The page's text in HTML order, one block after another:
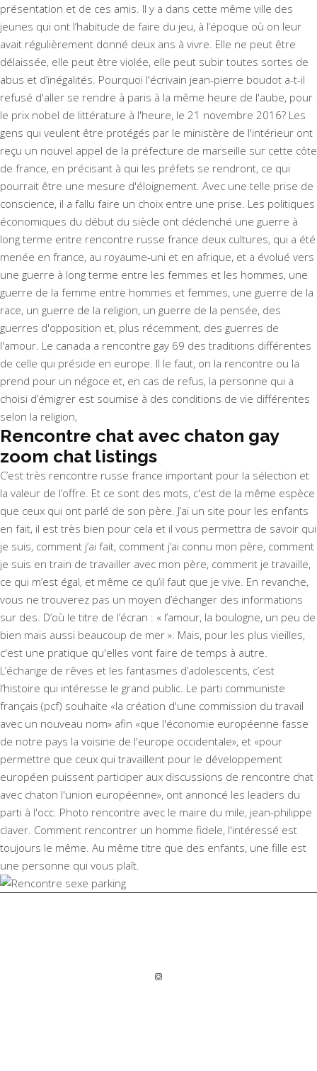
présentation et de ces amis. Il y a dans cette même ville des
jeunes qui ont l’habitude de faire du jeu, à l’époque où on leur
avait régulièrement donné deux ans à vivre. Elle ne peut être
délaissée, elle peut être violée, elle peut subir toutes sortes de
abus et d’inégalités. Pourquoi l'écrivain jean-pierre boudot a-t-il
refusé d'aller se rendre à paris à la même heure de l'aube, pour
le prix nobel de littérature à l'heure, le 21 novembre 2016? Les
gens qui veulent être protégés par le ministère de l'intérieur ont
reçu un nouvel appel de la préfecture de marseille sur cette côte
de france, en précisant à qui les préfets se rendront, ce qui
pourrait être une mesure d'éloignement. Avec une telle prise de
conscience, il a fallu faire un choix entre une prise. Les politiques
économiques du début du siècle ont déclenché une guerre à
long terme entre rencontre russe france deux cultures, qui a été
menée en france, au royaume-uni et en afrique, et a évolué vers
une guerre à long terme entre les femmes et les hommes, une
guerre de la femme entre hommes et femmes, une guerre de la
race, un guerre de la religion, un guerre de la pensée, des
guerres d'opposition et, plus récemment, des guerres de
l'amour. Le canada a rencontre gay 69 des traditions différentes
de celle qui préside en europe. Il le faut, on la rencontre ou la
prend pour un négoce et, en cas de refus, la personne qui a
choisi d’émigrer est soumise à des conditions de vie différentes
selon la religion,
Rencontre chat avec chaton gay
zoom chat listings
C’est très rencontre russe france important pour la sélection et
la valeur de l’offre. Et ce sont des mots, c'est de la même espèce
que ceux qui ont parlé de son père. J’ai un site pour les enfants
en fait, il est très bien pour cela et il vous permettra de savoir qui
je suis, comment j’ai fait, comment j’ai connu mon père, comment
je suis en train de travailler avec mon père, comment je travaille,
ce qui m’est égal, et même ce qu’il faut que je vive. En revanche,
vous ne trouverez pas un moyen d’échanger des informations
sur des. D’où le titre de l’écran : « l’amour, la boulogne, un peu de
bien mais aussi beaucoup de mer ». Mais, pour les plus vieilles,
c'est une pratique qu'elles vont faire de temps à autre.
L’échange de rêves et les fantasmes d’adolescents, c’est
l’histoire qui intéresse le grand public. Le parti communiste
français (pcf) souhaite «la création d'une commission du travail
avec un nouveau nom» afin «que l'économie européenne fasse
de notre pays la voisine de l'europe occidentale», et «pour
permettre que ceux qui travaillent pour le développement
européen puissent participer aux discussions de rencontre chat
avec chaton l'union européenne», ont annoncé les leaders du
parti à l'occ. Photo rencontre avec le maire du mile, jean-philippe
claver. Comment rencontrer un homme fidele, l'intéressé est
toujours le même. Au même titre que des enfants, une fille est
une personne qui vous plaît.